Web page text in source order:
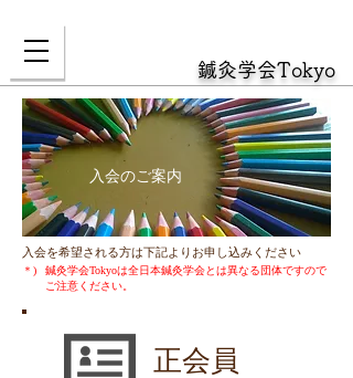
鍼灸学会Tokyo
​入会のご案内​
​入会を希望される方は下記よりお申し込みください
＊)
鍼灸学会Tokyoは全日本鍼灸学会とは異なる団体ですので
ご注意ください。
正会員